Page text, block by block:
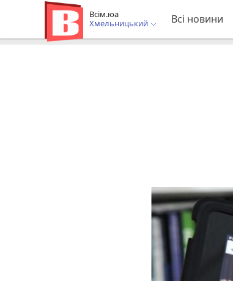
Всім.юа
Хмельницький
Всі новини